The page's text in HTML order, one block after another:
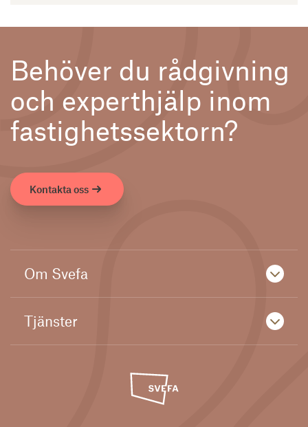
Behöver du rådgivning
och experthjälp inom
fastighetssektorn?
Kontakta oss
Om Svefa
Tjänster